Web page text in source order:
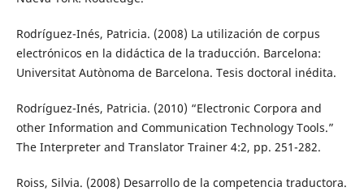
Rodríguez-Inés, Patricia. (2008) La utilización de corpus
electrónicos en la didáctica de la traducción. Barcelona:
Universitat Autònoma de Barcelona. Tesis doctoral inédita.
Rodríguez-Inés, Patricia. (2010) “Electronic Corpora and
other Information and Communication Technology Tools.”
The Interpreter and Translator Trainer 4:2, pp. 251-282.
Roiss, Silvia. (2008) Desarrollo de la competencia traductora.